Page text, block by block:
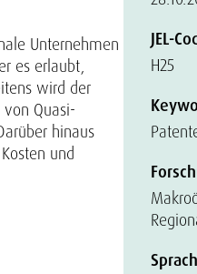
Unternehmen
es erlaubt,
wird der
Quasi-
hinaus
und
JEL-
H25